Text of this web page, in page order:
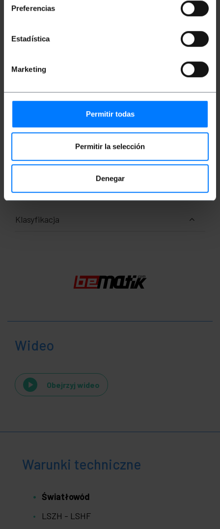
Preferencias
Estadística
Marketing
Permitir todas
Permitir la selección
Denegar
Kabel światłowodowy wielomodowy duplex
62,5/125 ST o długości 5 m.
Złącza 2 x ST/PC na jednym końcu, 2 x SC/PC
Klasyfikacja LSZH (bezhalogenowa o niskiej
emisji dymu).
Długość kabla 5 metrów.
Waga brutto: 120 g
Klasyfikacja
Wideo
Obejrzyj wideo
Warunki techniczne
Światłowód
LSZH - LSHF